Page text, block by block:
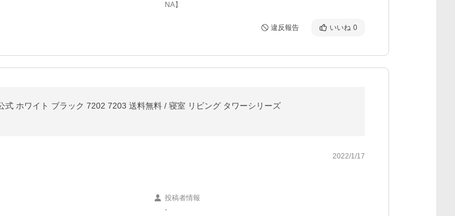
NA】
違反報告 いいね 0
ホワイト ブラック 7202 7203 送料無料 / 寝室 リビング タワーシリーズ
2022/1/17
投稿者情報
-